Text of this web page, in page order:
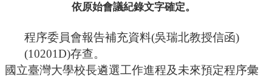
依原始會議紀錄文字確定。
程序委員會報告補充資料(吳瑞北教授信函)
(10201D)存查。
國立臺灣大學校長遴選工作進程及未來預定程序彙